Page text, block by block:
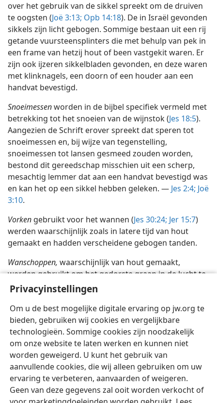
Privacyinstellingen
Om u de best mogelijke digitale ervaring op jw.org te
bieden, gebruiken wij cookies en vergelijkbare
technologieën. Sommige cookies zijn noodzakelijk
om onze website te laten werken en kunnen niet
worden geweigerd. U kunt het gebruik van
aanvullende cookies, die wij alleen gebruiken om uw
ervaring te verbeteren, aanvaarden of weigeren.
Geen van deze gegevens zal ooit worden verkocht of
over het gebruik van de sikkel spreekt om de druiven
te oogsten (Joë 3:13; Opb 14:18). De in Israël gevonden
sikkels zijn licht gebogen. Sommige bestaan uit een rij
getande vuursteensplinters die met behulp van pek in
een frame van hetzij hout of been vastgekit waren. Er
zijn ook ijzeren sikkelbladen gevonden, en deze waren
met klinknagels, een doorn of een houder aan een
handvat bevestigd.
Snoeimessenworden in de bijbel specifiek vermeld met
betrekking tot het snoeien van de wijnstok (Jes 18:5).
Aangezien de Schrift erover spreekt dat speren tot
snoeimessen en, bij wijze van tegenstelling,
snoeimessen tot lansen gesmeed zouden worden,
bestond dit gereedschap misschien uit een scherp,
mesachtig lemmer dat aan een handvat bevestigd was
en kan het op een sikkel hebben geleken. — Jes 2:4; Joë
3:10.
Vorken gebruikt voor het wannen (Jes 30:24; Jer 15:7)
werden waarschijnlijk zoals in latere tijd van hout
gemaakt en hadden verscheidene gebogen tanden.
Wanschoppen, waarschijnlijk van hout gemaakt,
werden gebruikt om het gedorste graan in de lucht te
werpen, zodat de wind het stro en het kaf kon
wegblazen. —
Mt 3:12
Nederlands Delen Instellingen
Copyright© 2026 Watch Tower Bible and Tract Society of Pennsylvania
Gebruiksvoorwaarden Privacybeleid
Privacyinstellingen
JW.ORG
Inloggen